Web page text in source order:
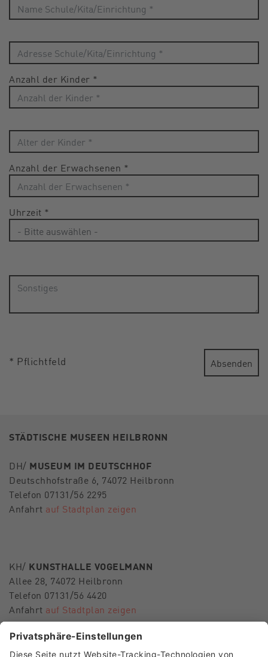
Anzahl der Kinder *
Anzahl der Erwachsenen *
Uhrzeit *
* Pflichtfeld Absenden
STÄDTISCHE MUSEEN HEILBRONN
DH/ MUSEUM IM DEUTSCHHOF
Deutschhofstraße 6, 74072 Heilbronn
Telefon 07131/56 2295
Anfahrt auf Stadtplan zeigen
KH/ KUNSTHALLE VOGELMANN
Allee 28, 74072 Heilbronn
Telefon 07131/56 4420
Anfahrt auf Stadtplan zeigen
E-Mailmuseen-hn@heilbronn.de